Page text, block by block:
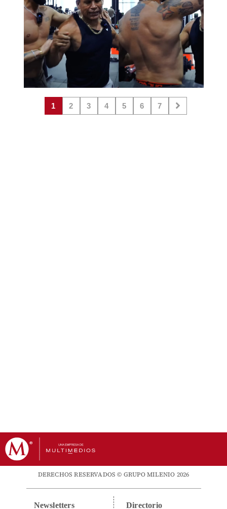
1 2 3 4 5 6 7
DERECHOS RESERVADOS © GRUPO MILENIO 2026
Newsletters Directorio